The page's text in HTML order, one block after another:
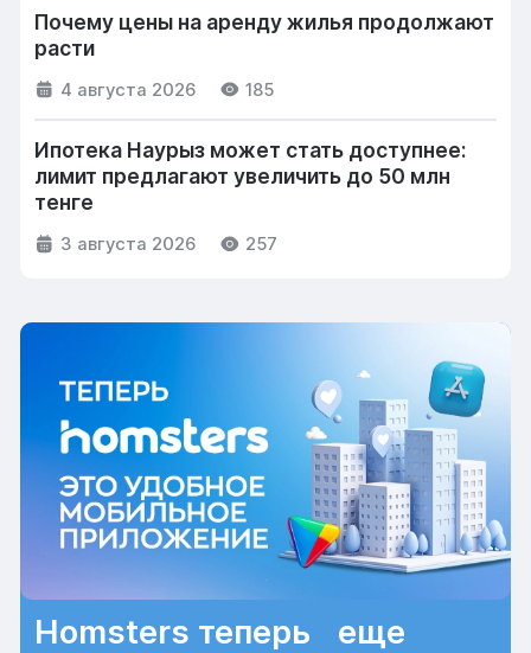
Почему цены на аренду жилья продолжают
расти
4 августа 2026 185
Ипотека Наурыз может стать доступнее:
лимит предлагают увеличить до 50 млн
тенге
3 августа 2026 257
Homsters теперь еще